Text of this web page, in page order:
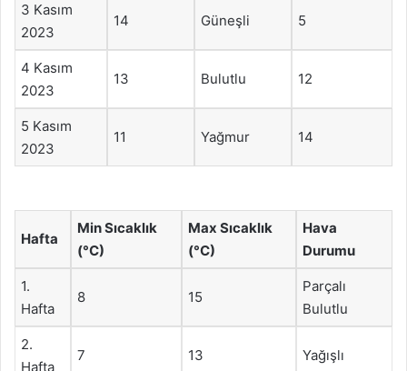
3 Kasım
2023
14 Güneşli 5
4 Kasım
2023
13 Bulutlu 12
5 Kasım
2023
11 Yağmur 14
Hafta
Min Sıcaklık
(°C)
Max Sıcaklık
(°C)
Hava
Durumu
1.
Hafta
8 15
Parçalı
Bulutlu
2.
Hafta
7 13 Yağışlı